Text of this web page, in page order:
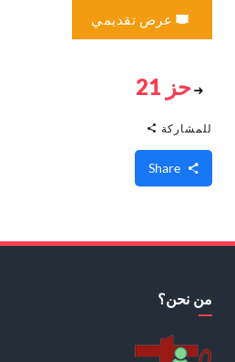
عرض تقديمي
حز 21
للمشاركة
من نحن؟